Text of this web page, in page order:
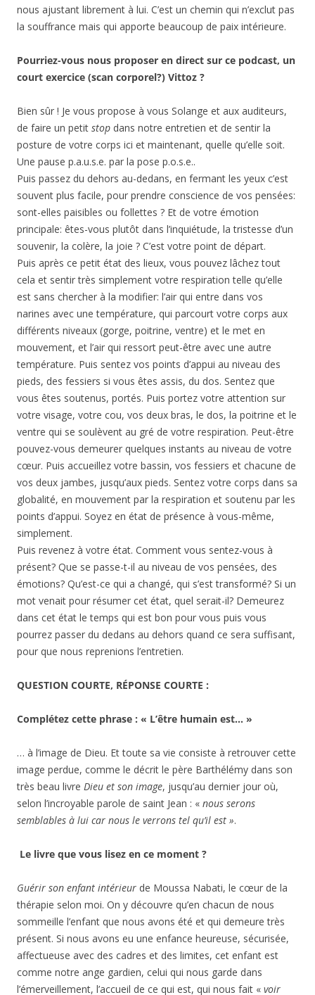
nous ajustant librement à lui. C’est un chemin qui n’exclut pas
la souffrance mais qui apporte beaucoup de paix intérieure.
Pourriez-vous nous proposer en direct sur ce podcast, un
court exercice (scan corporel?) Vittoz ?
Bien sûr ! Je vous propose à vous Solange et aux auditeurs,
de faire un petit stop dans notre entretien et de sentir la
posture de votre corps ici et maintenant, quelle qu’elle soit.
Une pause p.a.u.s.e. par la pose p.o.s.e..
Puis passez du dehors au-dedans, en fermant les yeux c’est
souvent plus facile, pour prendre conscience de vos pensées:
sont-elles paisibles ou follettes ? Et de votre émotion
principale: êtes-vous plutôt dans l’inquiétude, la tristesse d’un
souvenir, la colère, la joie ? C’est votre point de départ.
Puis après ce petit état des lieux, vous pouvez lâchez tout
cela et sentir très simplement votre respiration telle qu’elle
est sans chercher à la modifier: l’air qui entre dans vos
narines avec une température, qui parcourt votre corps aux
différents niveaux (gorge, poitrine, ventre) et le met en
mouvement, et l’air qui ressort peut-être avec une autre
température. Puis sentez vos points d’appui au niveau des
pieds, des fessiers si vous êtes assis, du dos. Sentez que
vous êtes soutenus, portés. Puis portez votre attention sur
votre visage, votre cou, vos deux bras, le dos, la poitrine et le
ventre qui se soulèvent au gré de votre respiration. Peut-être
pouvez-vous demeurer quelques instants au niveau de votre
cœur. Puis accueillez votre bassin, vos fessiers et chacune de
vos deux jambes, jusqu’aux pieds. Sentez votre corps dans sa
globalité, en mouvement par la respiration et soutenu par les
points d’appui. Soyez en état de présence à vous-même,
simplement.
Puis revenez à votre état. Comment vous sentez-vous à
présent? Que se passe-t-il au niveau de vos pensées, des
émotions? Qu’est-ce qui a changé, qui s’est transformé? Si un
mot venait pour résumer cet état, quel serait-il? Demeurez
dans cet état le temps qui est bon pour vous puis vous
pourrez passer du dedans au dehors quand ce sera suffisant,
pour que nous reprenions l’entretien.
QUESTION COURTE, RÉPONSE COURTE :
Complétez cette phrase : « L’être humain est… »
… à l’image de Dieu. Et toute sa vie consiste à retrouver cette
image perdue, comme le décrit le père Barthélémy dans son
très beau livre Dieu et son image, jusqu’au dernier jour où,
selon l’incroyable parole de saint Jean : « nous serons
semblables à lui car nous le verrons tel qu’il est ».
Le livre que vous lisez en ce moment ?
Guérir son enfant intérieur de Moussa Nabati, le cœur de la
thérapie selon moi. On y découvre qu’en chacun de nous
sommeille l’enfant que nous avons été et qui demeure très
présent. Si nous avons eu une enfance heureuse, sécurisée,
affectueuse avec des cadres et des limites, cet enfant est
comme notre ange gardien, celui qui nous garde dans
l’émerveillement, l’accueil de ce qui est, qui nous fait « voir